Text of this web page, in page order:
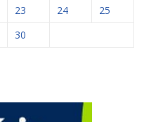
23 24
25
30